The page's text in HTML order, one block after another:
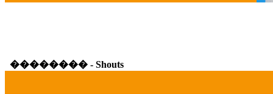
�������� - Shouts